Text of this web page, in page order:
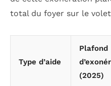
total du foyer sur le
Type d’aide
Plafond
(2025)